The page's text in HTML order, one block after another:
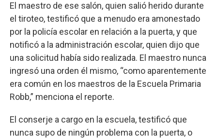
El maestro de ese salón, quien salió herido durante
el tiroteo, testificó que a menudo era amonestado
por la policía escolar en relación a la puerta, y que
notificó a la administración escolar, quien dijo que
una solicitud había sido realizada. El maestro nunca
ingresó una orden él mismo, “como aparentemente
era común en los maestros de la Escuela Primaria
Robb,” menciona el reporte.
El conserje a cargo en la escuela, testificó que
nunca supo de ningún problema con la puerta, o